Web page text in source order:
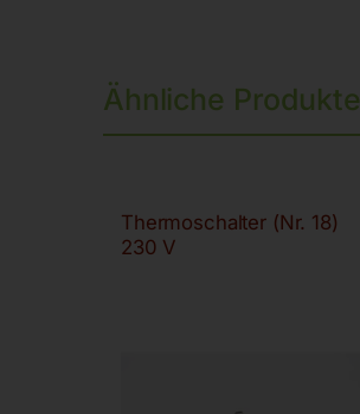
Ähnliche Produkte
Thermoschalter (Nr. 18)
230 V